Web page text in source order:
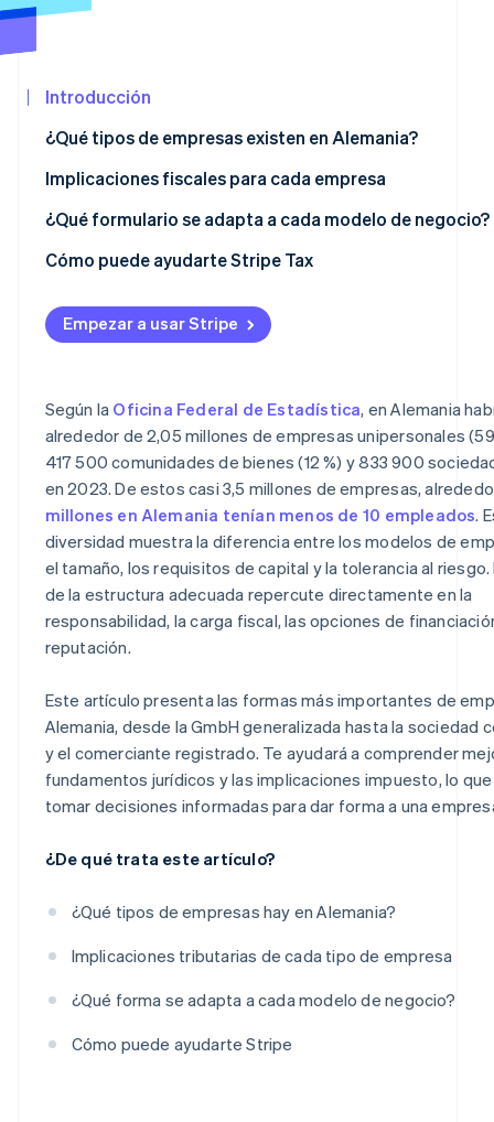
Constitución de una startup
Climate
Identity
Verificación de identidad en línea
Stripe Sessions 2026
Ver ahora
Stripe App
Introducción
¿Qué tipos de empresas existen en Alemania?
Asociaciones
Sociedad civil
Sociedad colectiva
Sociedades anónimas
Sociedad por acciones
Empresa de responsabilidad limitada
Sociedad unipersonal
Empresa unipersonal independiente
Sociedad unipersonal clásica
Comerciantes registrados
Implicaciones fiscales para cada empresa
Impuestos para empresas unipersonales y
Impuestos para sociedades
Obligaciones contables
¿Qué formulario se adapta a cada modelo de negocio?
Cómo puede ayudarte Stripe Tax
Empezar a usar Stripe
Según la Oficina Federal de Estadística, en Alemania
alrededor de 2,05 millones de empresas unipersonales
417 500 comunidades de bienes (12 %) y 833 900
en 2023. De estos casi 3,5 millones de empresas,
millones en Alemania tenían menos de 10 empleados.
diversidad muestra la diferencia entre los modelos de
el tamaño, los requisitos de capital y la tolerancia al
de la estructura adecuada repercute directamente en la
responsabilidad, la carga fiscal, las opciones de
reputación.
Este artículo presenta las formas más importantes de
Alemania, desde la GmbH generalizada hasta la sociedad
y el comerciante registrado. Te ayudará a comprender
fundamentos jurídicos y las implicaciones impuesto, lo
tomar decisiones informadas para dar forma a una
¿De qué trata este artículo?
¿Qué tipos de empresas hay en Alemania?
Implicaciones tributarias de cada tipo de empresa
¿Qué forma se adapta a cada modelo de negocio?
Cómo puede ayudarte Stripe